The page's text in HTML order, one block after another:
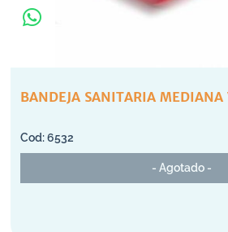
BANDEJA SANITARIA MEDIANA
6532
- Agotado -